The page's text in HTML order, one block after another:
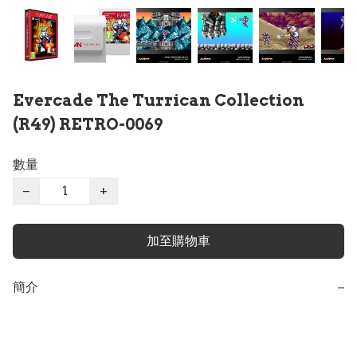
Evercade The Turrican Collection
(R49) RETRO-0069
數量
−
+
加至購物車
簡介 −